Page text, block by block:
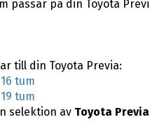
passar på din Toyota
till din Toyota Previa:
tum
tum
selektion av Toyota